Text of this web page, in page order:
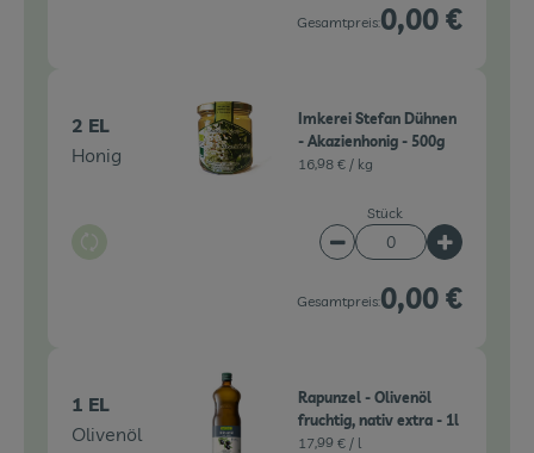
Gesamtpreis:0,00 €
2 EL
Honig
Auswahl ändern
Imkerei Stefan Dühnen
- Akazienhonig - 500g
16,98 € / kg
Stück
Artikelanzahl
Gesamtpreis:0,00 €
1 EL
Olivenöl
Rapunzel - Olivenöl
fruchtig, nativ extra - 1l
17,99 € / l